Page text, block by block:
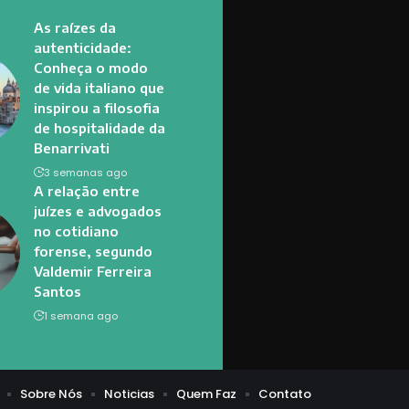
As raízes da
autenticidade:
Conheça o modo
de vida italiano que
inspirou a filosofia
de hospitalidade da
Benarrivati
3 semanas ago
A relação entre
juízes e advogados
no cotidiano
forense, segundo
Valdemir Ferreira
Santos
1 semana ago
Sobre Nós Noticias Quem Faz Contato